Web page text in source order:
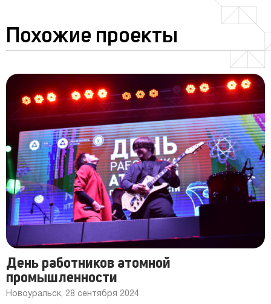
Похожие проекты
День работников атомной
промышленности
Новоуральск, 28 сентября 2024